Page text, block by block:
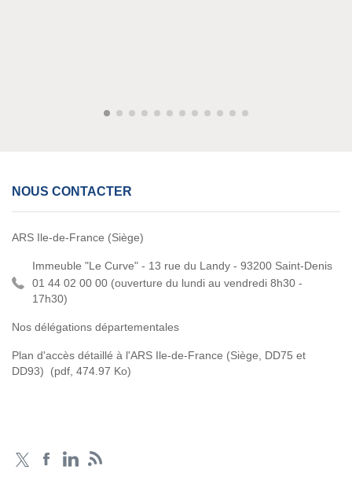
NOUS CONTACTER
ARS Ile-de-France (Siège)
Immeuble "Le Curve" - 13 rue du Landy - 93200 Saint-Denis
01 44 02 00 00 (ouverture du lundi au vendredi 8h30 -
17h30)
Nos délégations départementales
Plan d'accès détaillé à l'ARS Ile-de-France (Siège, DD75 et
DD93)
(pdf, 474.97 Ko)